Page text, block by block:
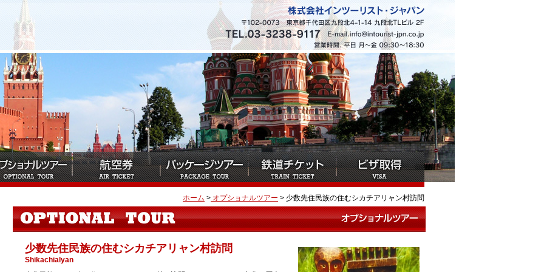
ホーム > オプショナルツアー > 少数先住民族の住むシカチアリャン村訪問
少数先住民族の住むシカチアリャン村訪問
Shikachialyan